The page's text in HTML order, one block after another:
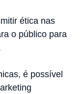
ética nas
o público para
é possível